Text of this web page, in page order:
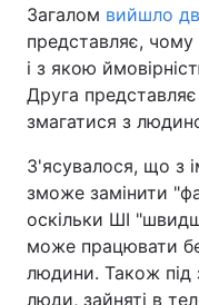
Зброя
Здоров'я
Цікавинки
Екологія
Лонгріди
Загалом вийшло
представляє,
і з якою
Друга представляє
змагатися з
З'ясувалося, що з
зможе замінити
оскільки ШІ
може працювати
людини. Також під
люди, зайняті в